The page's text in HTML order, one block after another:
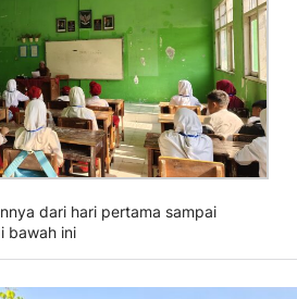
dari hari pertama sampai
bawah ini